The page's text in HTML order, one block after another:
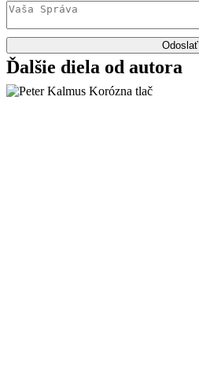
Odoslať
Ďalšie diela od autora